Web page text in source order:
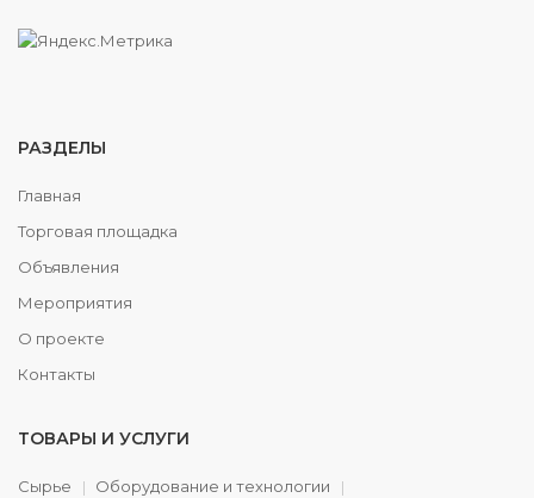
РАЗДЕЛЫ
Главная
Торговая площадка
Объявления
Мероприятия
О проекте
Контакты
ТОВАРЫ И УСЛУГИ
Сырье Оборудование и технологии